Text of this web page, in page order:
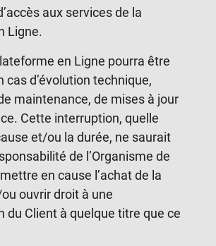
aux services de la
Ligne.
en Ligne pourra être
cas d’évolution technique,
maintenance, de mises à jour
Cette interruption, quelle
et/ou la durée, ne saurait
de l’Organisme de
en cause l’achat de la
ouvrir droit à une
du Client à quelque titre que ce